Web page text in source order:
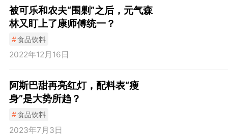
被可乐和农夫“围剿”之后，元气森
林又盯上了康师傅统一？
#食品饮料
2022年12月16日
阿斯巴甜再亮红灯，配料表“瘦
身”是大势所趋？
#食品饮料
2023年7月3日